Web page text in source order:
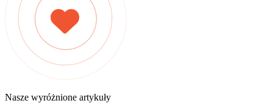
Nasze wyróżnione artykuły